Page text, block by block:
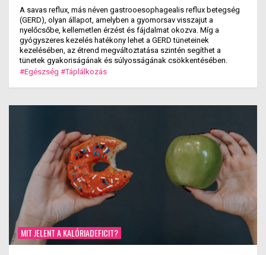
A savas reflux, más néven gastrooesophagealis reflux betegség
(GERD), olyan állapot, amelyben a gyomorsav visszajut a
nyelőcsőbe, kellemetlen érzést és fájdalmat okozva. Míg a
gyógyszeres kezelés hatékony lehet a GERD tüneteinek
kezelésében, az étrend megváltoztatása szintén segíthet a
tünetek gyakoriságának és súlyosságának csökkentésében.
#Egészség #Táplálkozás
MIT JELENT A KALÓRIADEFICIT?